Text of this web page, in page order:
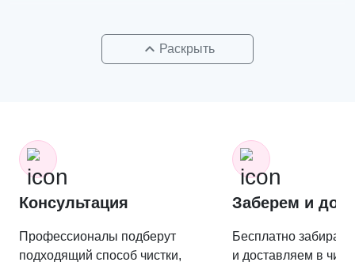
позволяет учитывать особенности разных тканей.
Хлопковое постельное белье, махровые
сохранять структуру волокон.
Полное удаление моющих средств особенно
важно для комфорта и безопасности. При
сохраняться в ткани и вызывать раздражение
keyboard_arrow_up Раскрыть
Консультация
Профессионалы подберут
подходящий способ чистки,
Заберем и
Бесплатно
и доставляем в